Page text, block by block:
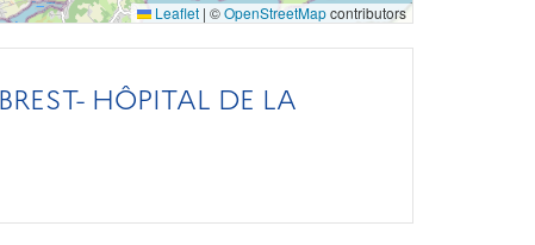
Leaflet | ©OpenStreetMapcontributors
HÔPITAL DE LA